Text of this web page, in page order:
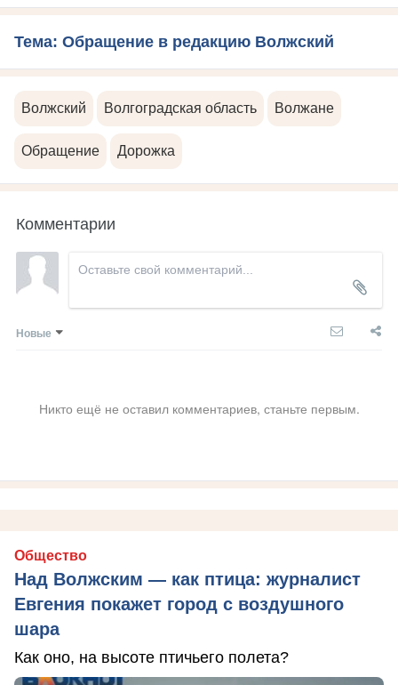
Тема: Обращение в редакцию Волжский
Волжский Волгоградская область Волжане
Обращение Дорожка
Комментарии
Новые
Никто ещё не оставил комментариев, станьте первым.
Общество
Над Волжским — как птица: журналист
Евгения покажет город с воздушного
шара
Как оно, на высоте птичьего полета?